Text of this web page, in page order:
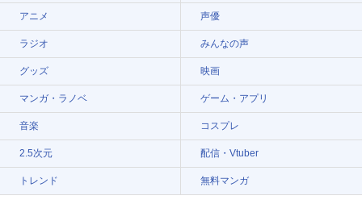
アニメ 声優
ラジオ みんなの声
グッズ 映画
マンガ・ラノベ ゲーム・アプリ
音楽 コスプレ
2.5次元 配信・Vtuber
トレンド 無料マンガ